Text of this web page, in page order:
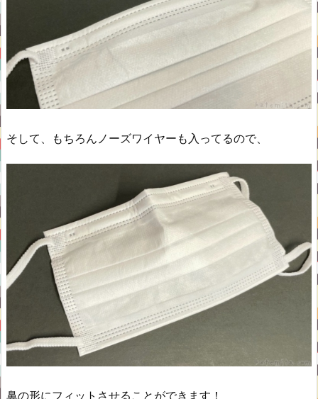
そして、もちろんノーズワイヤーも入ってるので、
鼻の形にフィットさせることができます！